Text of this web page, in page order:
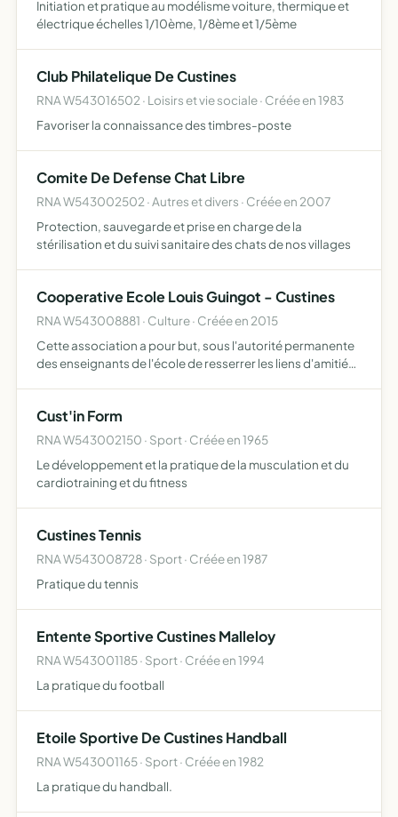
Initiation et pratique au modélisme voiture, thermique et
électrique échelles 1/10ème, 1/8ème et 1/5ème
Club Philatelique De Custines
RNA W543016502 · Loisirs et vie sociale · Créée en 1983
Favoriser la connaissance des timbres-poste
Comite De Defense Chat Libre
RNA W543002502 · Autres et divers · Créée en 2007
Protection, sauvegarde et prise en charge de la
stérilisation et du suivi sanitaire des chats de nos villages
Cooperative Ecole Louis Guingot - Custines
RNA W543008881 · Culture · Créée en 2015
Cette association a pour but, sous l'autorité permanente
des enseignants de l'école de resserrer les liens d'amitié
Cust'in Form
RNA W543002150 · Sport · Créée en 1965
Le développement et la pratique de la musculation et du
cardiotraining et du fitness
Custines Tennis
RNA W543008728 · Sport · Créée en 1987
Pratique du tennis
Entente Sportive Custines Malleloy
RNA W543001185 · Sport · Créée en 1994
La pratique du football
Etoile Sportive De Custines Handball
RNA W543001165 · Sport · Créée en 1982
La pratique du handball.